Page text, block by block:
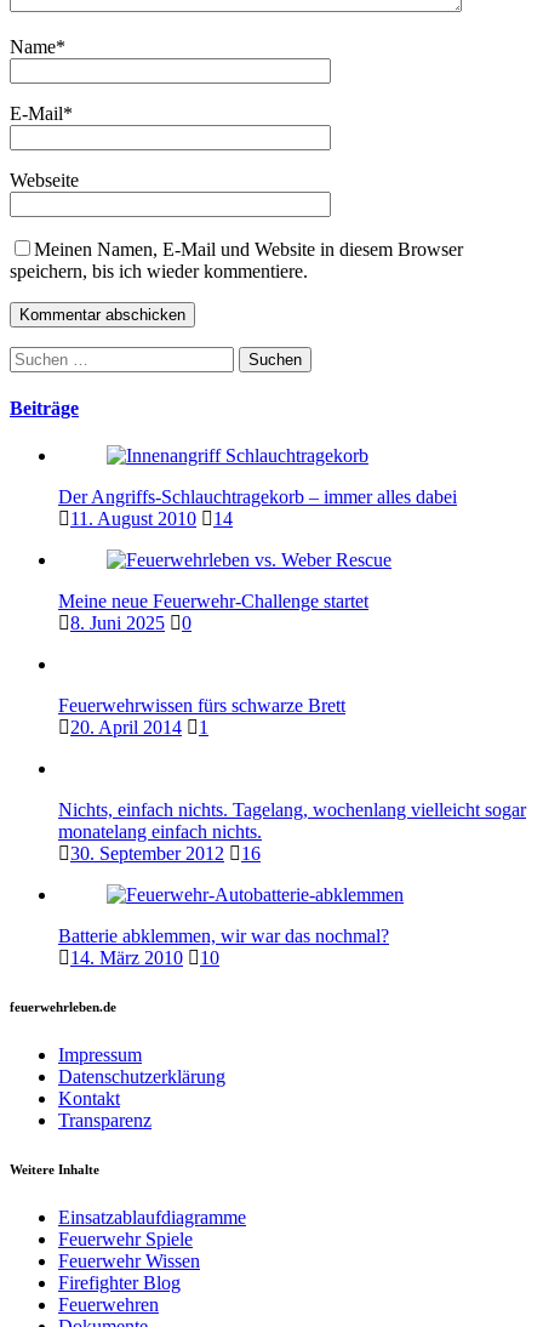
Name*
E-Mail*
Webseite
Meinen Namen, E-Mail und Website in diesem Browser
speichern, bis ich wieder kommentiere.
Suchen
nach:
Beiträge
Der Angriffs-Schlauchtragekorb – immer alles dabei
11. August 2010
14
Meine neue Feuerwehr-Challenge startet
8. Juni 2025
0
Feuerwehrwissen fürs schwarze Brett
20. April 2014
1
Nichts, einfach nichts. Tagelang, wochenlang vielleicht sogar
monatelang einfach nichts.
30. September 2012
16
Batterie abklemmen, wir war das nochmal?
14. März 2010
10
feuerwehrleben.de
Impressum
Datenschutzerklärung
Kontakt
Transparenz
Weitere Inhalte
Einsatzablaufdiagramme
Feuerwehr Spiele
Feuerwehr Wissen
Firefighter Blog
Feuerwehren